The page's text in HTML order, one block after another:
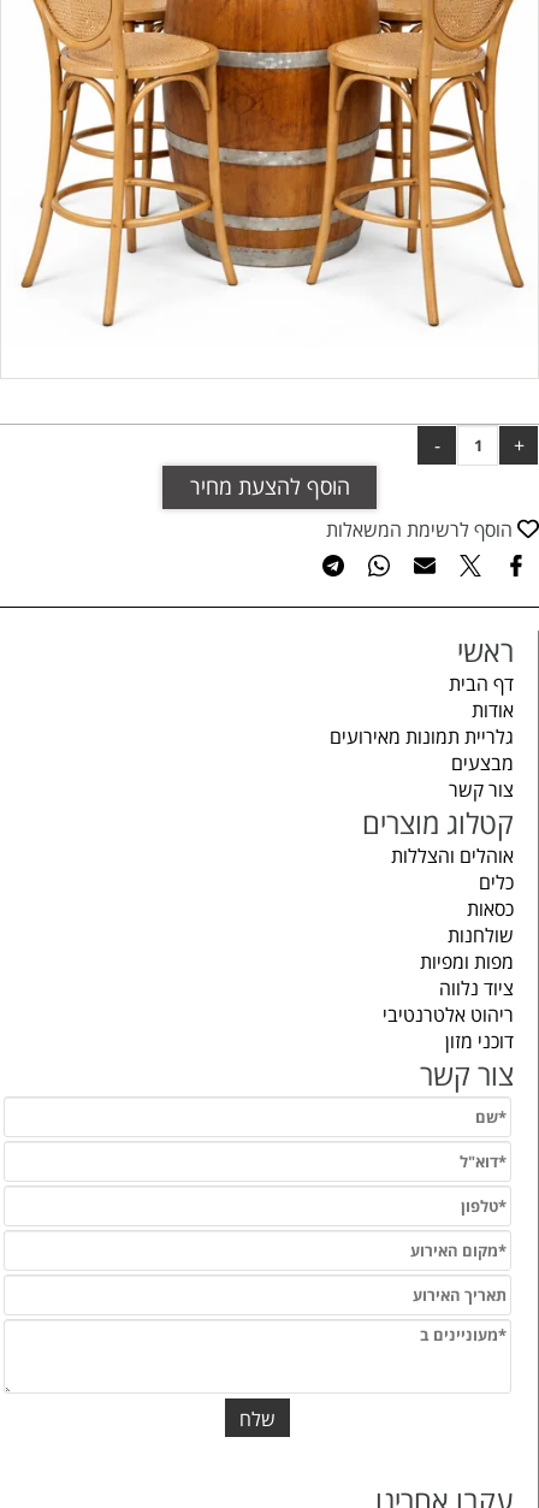
הוסף להצעת מחיר
הוסף לרשימת המשאלות
ראשי
דף הבית
אודות
גלריית תמונות מאירועים
מבצעים
צור קשר
קטלוג מוצרים
אוהלים והצללות
כלים
כסאות
שולחנות
מפות ומפיות
ציוד נלווה
ריהוט אלטרנטיבי
דוכני מזון
צור קשר